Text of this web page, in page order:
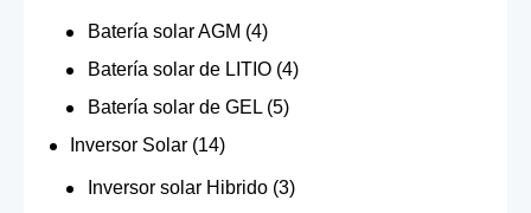
Batería solar AGM (4)
Batería solar de LITIO (4)
Batería solar de GEL (5)
Inversor Solar (14)
Inversor solar Hibrido (3)